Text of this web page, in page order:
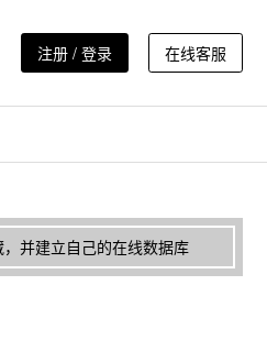
注册 / 登录 在线客服
，并建立自己的在线数据库